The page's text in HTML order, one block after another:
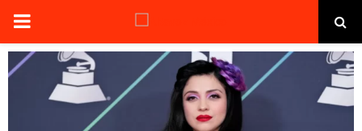
PRIMARY
MENU